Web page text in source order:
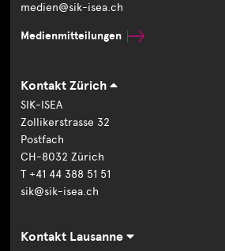
medien@sik-isea.ch
Medienmitteilungen
Kontakt Zürich
SIK-ISEA
Zollikerstrasse 32
Postfach
CH-8032 Zürich
T +41 44 388 51 51
sik@sik-isea.ch
Kontakt Lausanne